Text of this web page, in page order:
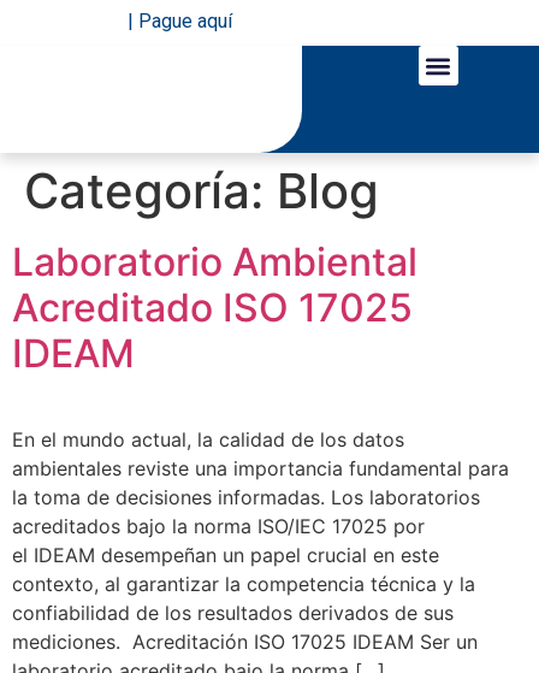
| Pague aquí
Categoría: Blog
Laboratorio Ambiental
Acreditado ISO 17025
IDEAM
En el mundo actual, la calidad de los datos
ambientales reviste una importancia fundamental para
la toma de decisiones informadas. Los laboratorios
acreditados bajo la norma ISO/IEC 17025 por
el IDEAM desempeñan un papel crucial en este
contexto, al garantizar la competencia técnica y la
confiabilidad de los resultados derivados de sus
mediciones. Acreditación ISO 17025 IDEAM Ser un